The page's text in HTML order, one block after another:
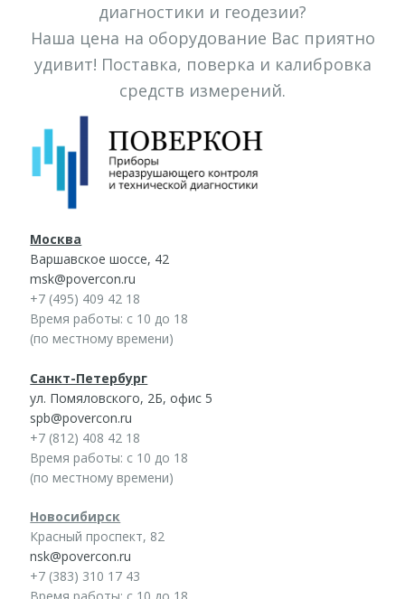
диагностики и геодезии?
Наша цена на оборудование Вас приятно
удивит! Поставка, поверка и калибровка
средств измерений.
Москва
Варшавское шоссе, 42
msk@povercon.ru
+7 (495) 409 42 18
Время работы: с 10 до 18
(по местному времени)
Санкт-Петербург
ул. Помяловского, 2Б, офис 5
spb@povercon.ru
+7 (812) 408 42 18
Время работы: с 10 до 18
(по местному времени)
Новосибирск
Красный проспект, 82
nsk@povercon.ru
+7 (383) 310 17 43